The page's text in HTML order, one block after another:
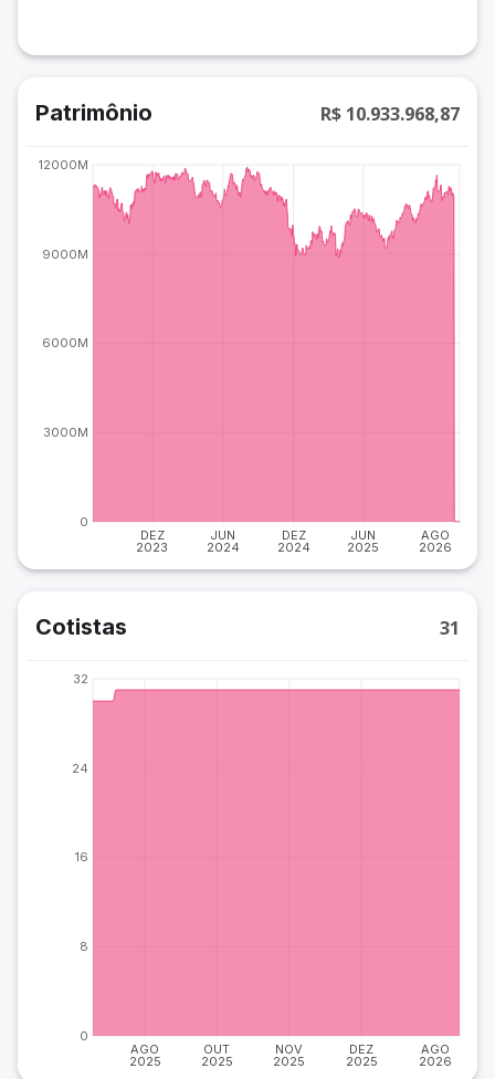
Patrimônio R$ 10.933.968,87
DEZ
2023
JUN
2024
DEZ
2024
JUN
2025
AGO
2026
0
3000M
6000M
9000M
12000M
Cotistas 31
AGO
2025
OUT
2025
NOV
2025
DEZ
2025
AGO
2026
0
8
16
24
32